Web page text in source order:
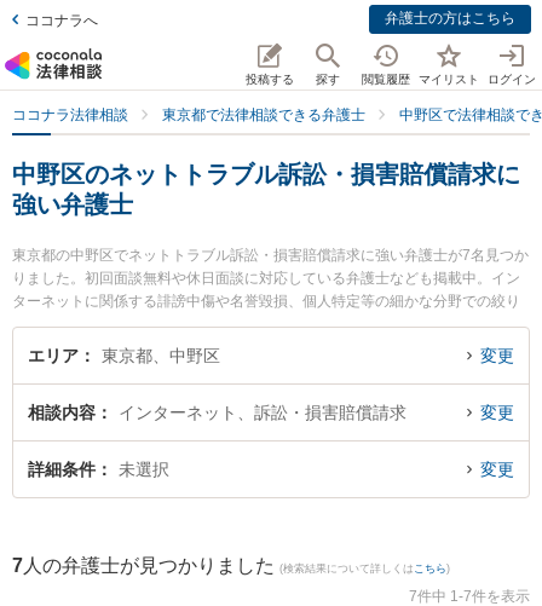
ココナラへ 弁護士の方はこちら
投稿する 探す 閲覧履歴 マイリスト ログイン
ココナラ法律相談 東京都で法律相談できる弁護士 中野区で法律相談で
中野区のネットトラブル訴訟・損害賠償請求に
強い弁護士
東京都の中野区でネットトラブル訴訟・損害賠償請求に強い弁護士が7名見つか
りました。初回面談無料や休日面談に対応している弁護士なども掲載中。イン
ターネットに関係する誹謗中傷や名誉毀損、個人特定等の細かな分野での絞り
込み検索もでき便利です。特に星雄介法律事務所の星 雄介弁護士やエクリ総合
法律事務所の髙橋 俊太弁護士、吉口総合法律事務所の吉口 直希弁護士のプロフ
に相談したい』『ネットトラブル訴訟・損害賠償請求のトラブル解決の実績豊
富な近くの弁護士を検索したい』『初回相談無料でネットトラブル訴訟・損害
賠償請求を法律相談できる中野区内の弁護士に相談予約したい』などでお困り
エリア 東京都、中野区 変更
相談内容 インターネット、訴訟・損害賠償請求 変更
詳細条件 未選択 変更
7 人の弁護士が見つかりました (検索結果について詳しくは こちら)
7件中 1-7件を表示